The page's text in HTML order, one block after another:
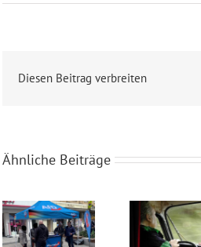
Diesen Beitrag verbreiten
Ähnliche Beiträge